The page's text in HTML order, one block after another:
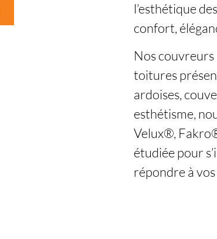
l’esthétique
confort,
Nos
toitures
ardoises,
esthétisme,
Velux®,
étudiée pour
répondre à